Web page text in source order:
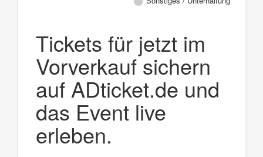
Tickets für jetzt im
Vorverkauf sichern
auf ADticket.de und
das Event live
erleben.